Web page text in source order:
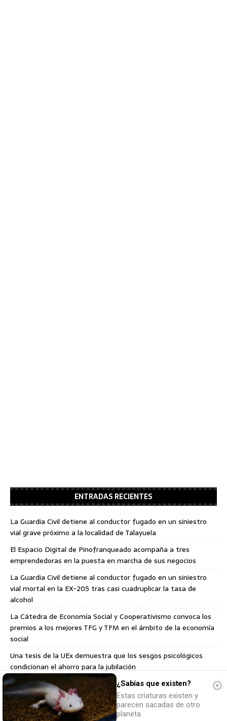
ENTRADAS RECIENTES
La Guardia Civil detiene al conductor fugado en un siniestro
vial grave próximo a la localidad de Talayuela
El Espacio Digital de Pinofranqueado acompaña a tres
emprendedoras en la puesta en marcha de sus negocios
La Guardia Civil detiene al conductor fugado en un siniestro
vial mortal en la EX-205 tras casi cuadruplicar la tasa de
alcohol
La Cátedra de Economía Social y Cooperativismo convoca los
premios a los mejores TFG y TFM en el ámbito de la economía
social
Una tesis de la UEx demuestra que los sesgos psicológicos
condicionan el ahorro para la jubilación
COMENTARIOS RECIENTES
¿Sabías que existen?
Estas criaturas existen y
parecen sacadas de otro
planeta